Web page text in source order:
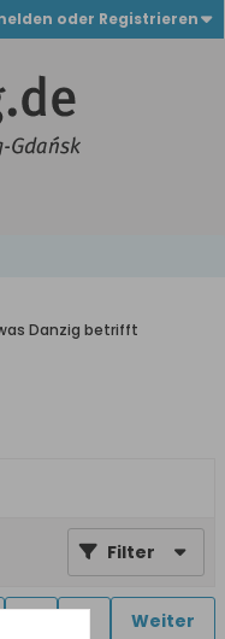
oder Registrieren
Danzig betrifft
Filter
Weiter